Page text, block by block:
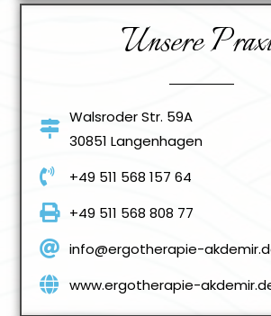
Unsere
Walsroder Str. 59A
30851 Langenhagen
+49 511 568 157 64
+49 511 568 808 77
info@ergotherapie-
www.ergotherapie-